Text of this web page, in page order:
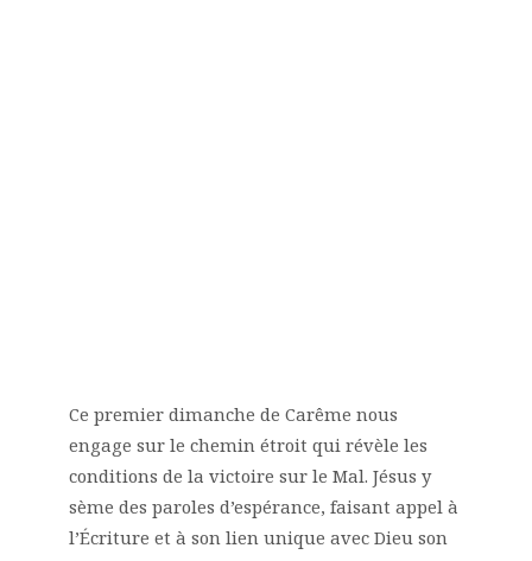
Ce premier dimanche de Carême nous
engage sur le chemin étroit qui révèle les
conditions de la victoire sur le Mal. Jésus y
sème des paroles d’espérance, faisant appel à
l’Écriture et à son lien unique avec Dieu son